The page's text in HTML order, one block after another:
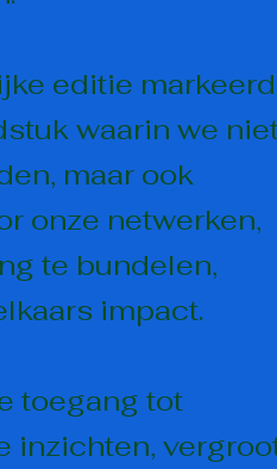
editie
waarin we
maar ook
onze netwerken,
te bundelen,
impact.
toegang tot
inzichten,